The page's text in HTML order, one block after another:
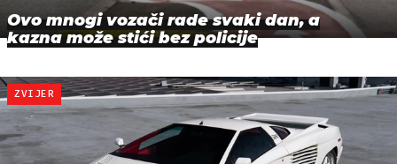
Ovo mnogi vozači rade svaki dan, a
kazna može stići bez policije
ZVIJER